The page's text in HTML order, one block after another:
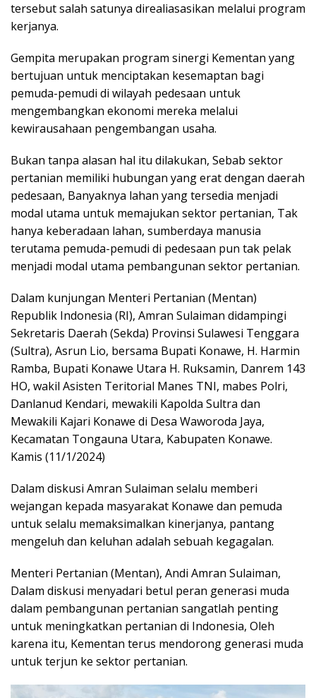
tersebut salah satunya direaliasasikan melalui program
kerjanya.
Gempita merupakan program sinergi Kementan yang
bertujuan untuk menciptakan kesemaptan bagi
pemuda-pemudi di wilayah pedesaan untuk
mengembangkan ekonomi mereka melalui
kewirausahaan pengembangan usaha.
Bukan tanpa alasan hal itu dilakukan, Sebab sektor
pertanian memiliki hubungan yang erat dengan daerah
pedesaan, Banyaknya lahan yang tersedia menjadi
modal utama untuk memajukan sektor pertanian, Tak
hanya keberadaan lahan, sumberdaya manusia
terutama pemuda-pemudi di pedesaan pun tak pelak
menjadi modal utama pembangunan sektor pertanian.
Dalam kunjungan Menteri Pertanian (Mentan)
Republik Indonesia (RI), Amran Sulaiman didampingi
Sekretaris Daerah (Sekda) Provinsi Sulawesi Tenggara
(Sultra), Asrun Lio, bersama Bupati Konawe, H. Harmin
Ramba, Bupati Konawe Utara H. Ruksamin, Danrem 143
HO, wakil Asisten Teritorial Manes TNI, mabes Polri,
Danlanud Kendari, mewakili Kapolda Sultra dan
Mewakili Kajari Konawe di Desa Waworoda Jaya,
Kecamatan Tongauna Utara, Kabupaten Konawe.
Kamis (11/1/2024)
Dalam diskusi Amran Sulaiman selalu memberi
wejangan kepada masyarakat Konawe dan pemuda
untuk selalu memaksimalkan kinerjanya, pantang
mengeluh dan keluhan adalah sebuah kegagalan.
Menteri Pertanian (Mentan), Andi Amran Sulaiman,
Dalam diskusi menyadari betul peran generasi muda
dalam pembangunan pertanian sangatlah penting
untuk meningkatkan pertanian di Indonesia, Oleh
karena itu, Kementan terus mendorong generasi muda
untuk terjun ke sektor pertanian.